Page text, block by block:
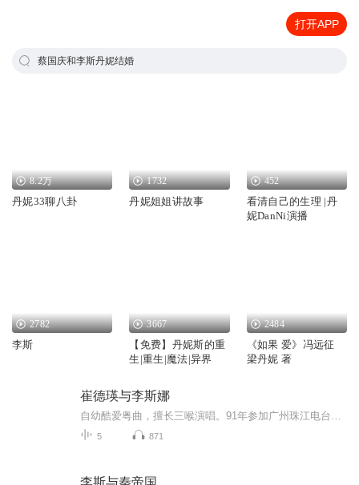
打开APP
蔡国庆和李斯丹妮结婚
8.2万
丹妮33聊八卦
1732
丹妮姐姐讲故事
452
看清自己的生理 |丹
妮DanNi演播
2782
李斯
3667
【免费】丹妮斯的重
生|重生|魔法|异界
2484
《如果 爱》冯远征
梁丹妮 著
崔德瑛与李斯娜
5 871
李斯与秦帝国